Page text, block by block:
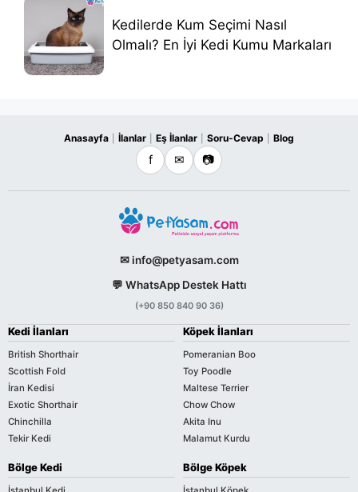
Kedilerde Kum Seçimi Nasıl
Olmalı? En İyi Kedi Kumu Markaları
Anasayfa İlanlar Eş İlanlar Soru-Cevap Blog
f ✉ 📷
✉ info@petyasam.com
💬 WhatsApp Destek Hattı
(+90 850 840 90 36)
Kedi İlanları
British Shorthair
Scottish Fold
İran Kedisi
Exotic Shorthair
Chinchilla
Tekir Kedi
Köpek İlanları
Pomeranian Boo
Toy Poodle
Maltese Terrier
Chow Chow
Akita Inu
Malamut Kurdu
Bölge Kedi Bölge Köpek